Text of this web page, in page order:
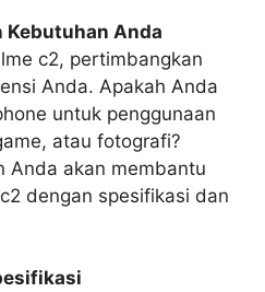
Kebutuhan Anda
c2, pertimbangkan
Anda. Apakah Anda
untuk penggunaan
atau fotografi?
Anda akan membantu
dengan spesifikasi dan